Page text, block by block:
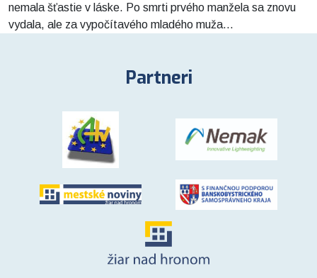
nemala šťastie v láske. Po smrti prvého manžela sa znovu
vydala, ale za vypočítavého mladého muža...
Partneri